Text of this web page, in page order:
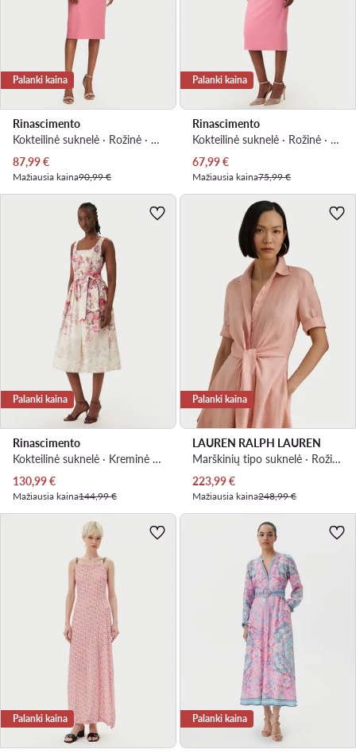
Palanki kaina
Rinascimento
Kokteilinė suknelė · Rožinė · Midi
Dabartinė kaina
87,99€
Mažiausia kaina90,99 €
Palanki kaina
Rinascimento
Kokteilinė suknelė · Rožinė · Midi
Dabartinė kaina
67,99€
Mažiausia kaina75,99 €
Palanki kaina
Rinascimento
Kokteilinė suknelė · Kreminė · Midi
Dabartinė kaina
130,99€
Mažiausia kaina144,99 €
Palanki kaina
LAUREN RALPH LAUREN
Marškinių tipo suknelė · Rožinė · Midi
Dabartinė kaina
223,99€
Mažiausia kaina248,99 €
Palanki kaina Palanki kaina